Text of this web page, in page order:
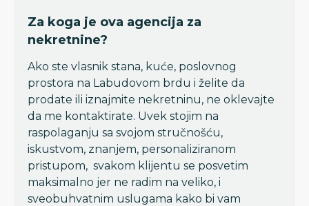
Za koga je ova agencija za
nekretnine?
Ako ste vlasnik stana, kuće, poslovnog
prostora na Labudovom brdu i želite da
prodate ili iznajmite nekretninu, ne oklevajte
da me kontaktirate. Uvek stojim na
raspolaganju sa svojom stručnošću,
iskustvom, znanjem, personaliziranom
pristupom, svakom klijentu se posvetim
maksimalno jer ne radim na veliko, i
sveobuhvatnim uslugama kako bi vam